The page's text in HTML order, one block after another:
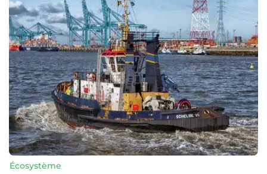
Écosystème